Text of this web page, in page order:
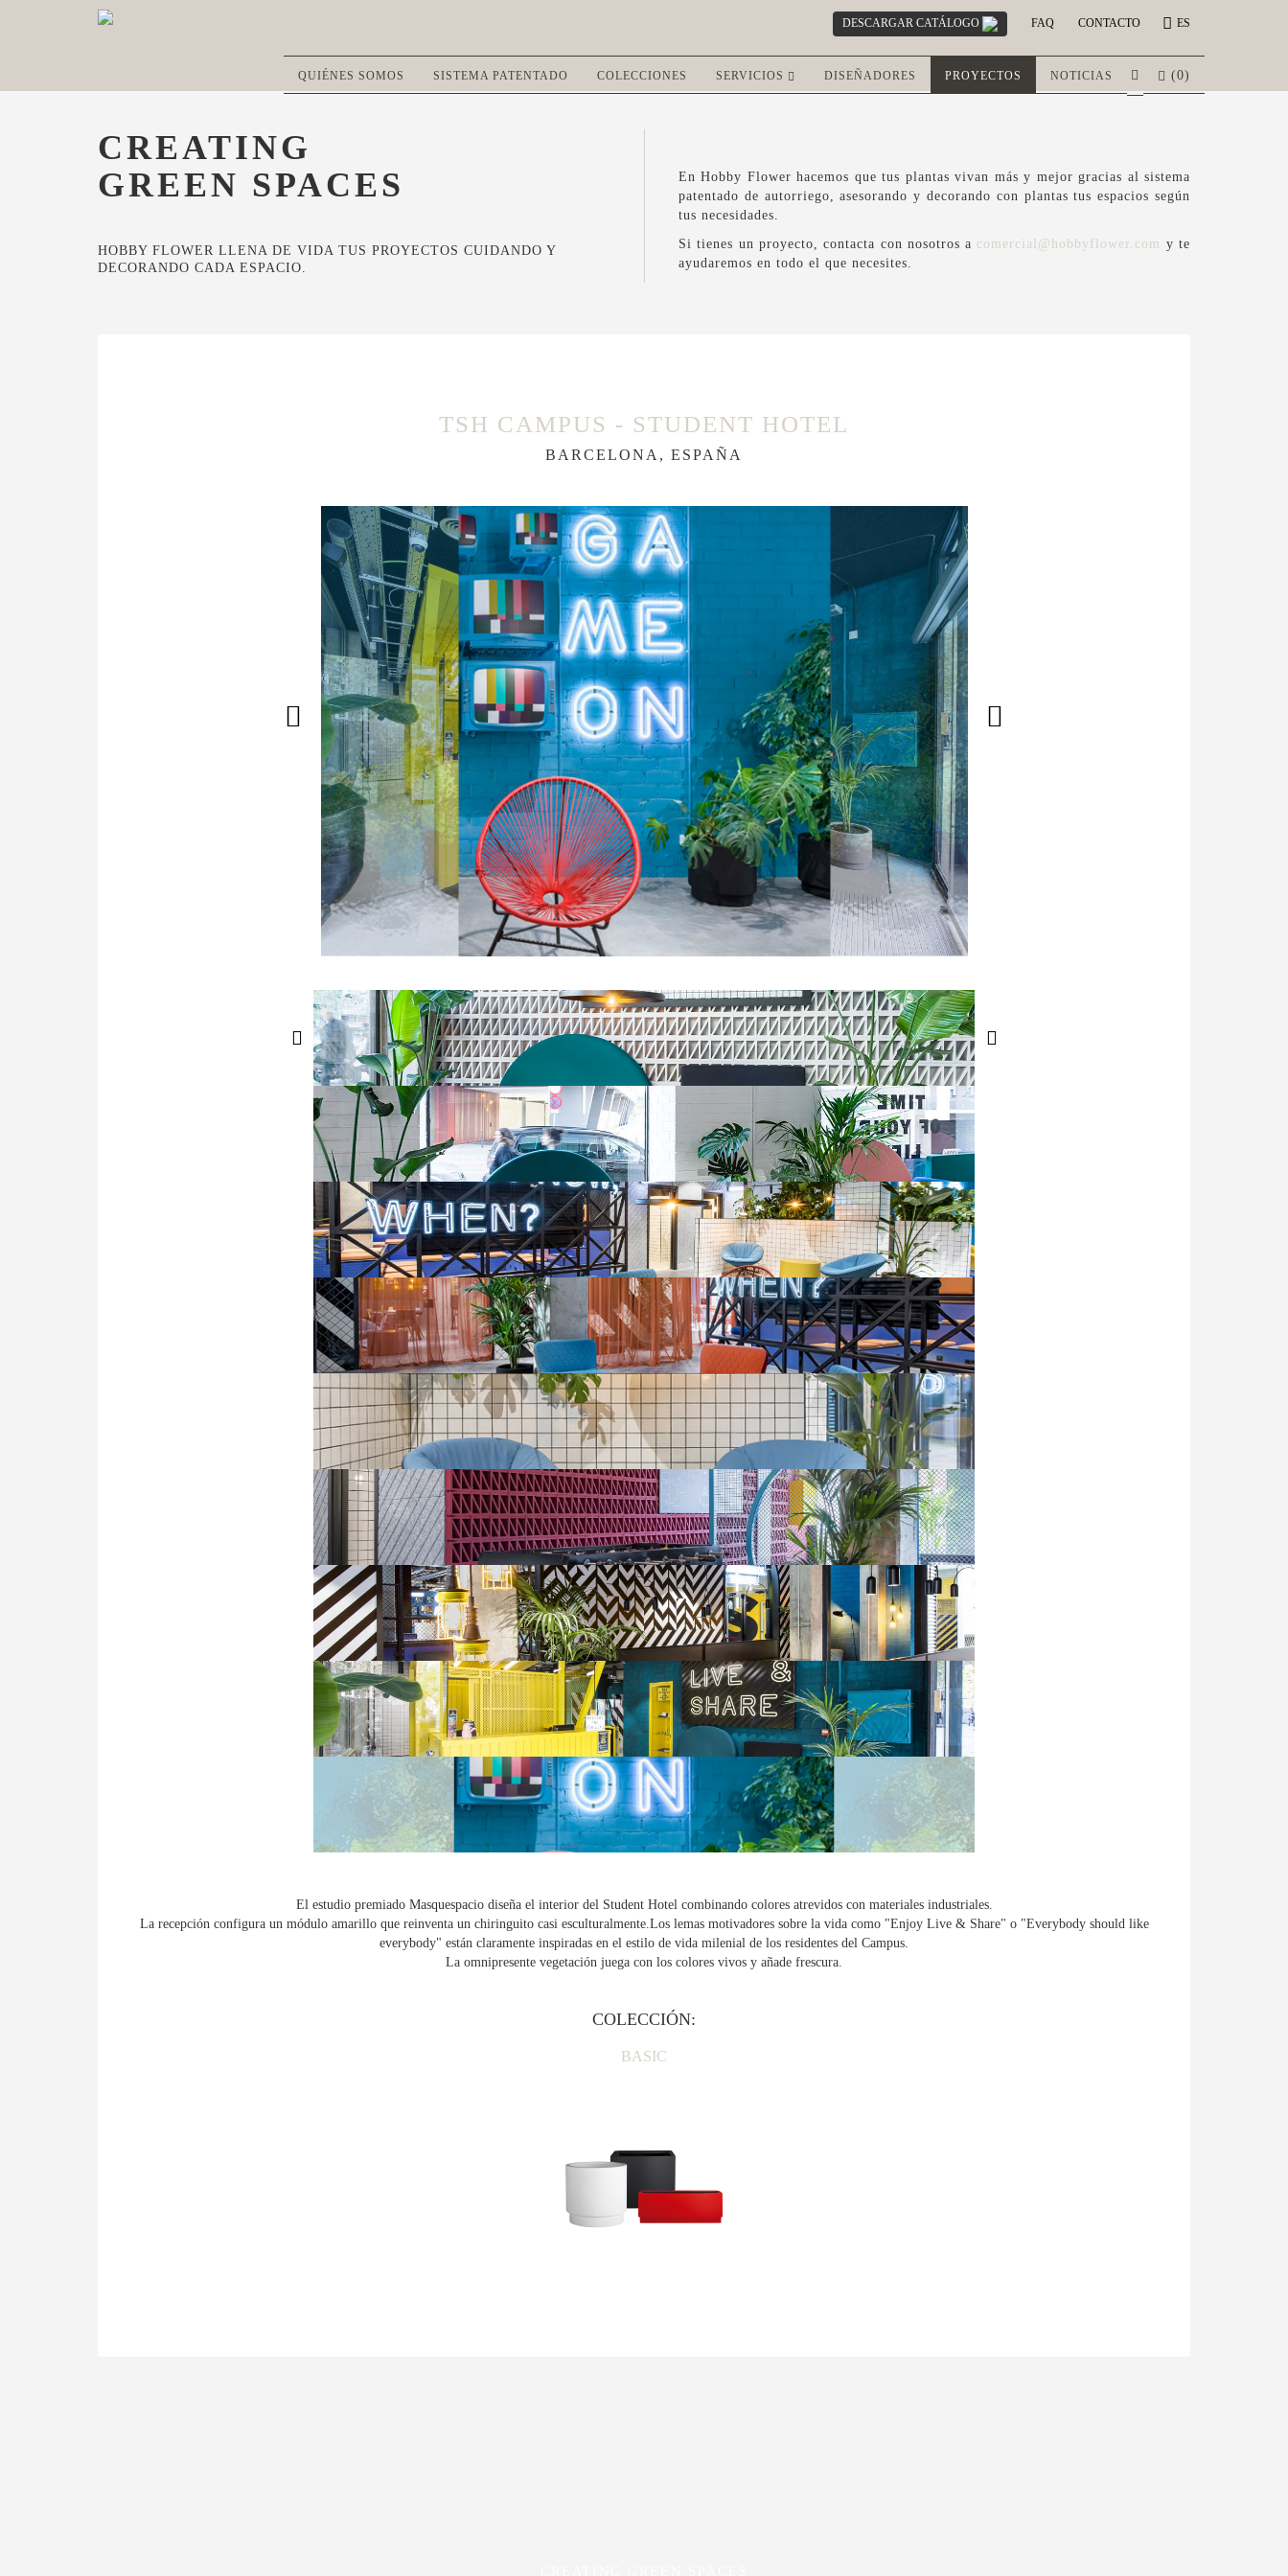
DESCARGAR CATÁLOGO FAQ CONTACTO ES
QUIÉNES SOMOS SISTEMA PATENTADO COLECCIONES SERVICIOS DISEÑADORES PROYECTOS NOTICIAS (0)
CREATING
GREEN SPACES
HOBBY FLOWER LLENA DE VIDA TUS PROYECTOS CUIDANDO Y
DECORANDO CADA ESPACIO.
En Hobby Flower hacemos que tus plantas vivan más y mejor gracias al sistema
patentado de autorriego, asesorando y decorando con plantas tus espacios según
tus necesidades.
Si tienes un proyecto, contacta con nosotros a comercial@hobbyflower.com y te
ayudaremos en todo el que necesites.
TSH CAMPUS - STUDENT HOTEL
BARCELONA, ESPAÑA
El estudio premiado Masquespacio diseña el interior del Student Hotel combinando colores atrevidos con materiales industriales.
La recepción configura un módulo amarillo que reinventa un chiringuito casi esculturalmente.Los lemas motivadores sobre la vida como "Enjoy Live & Share" o "Everybody should like
everybody" están claramente inspiradas en el estilo de vida milenial de los residentes del Campus.
La omnipresente vegetación juega con los colores vivos y añade frescura.
COLECCIÓN:
BASIC